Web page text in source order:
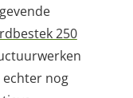
250
nog